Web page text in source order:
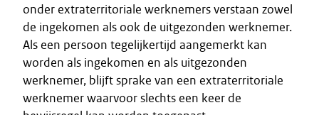
onder extraterritoriale werknemers verstaan zowel
de ingekomen als ook de uitgezonden werknemer.
Als een persoon tegelijkertijd aangemerkt kan
worden als ingekomen en als uitgezonden
werknemer, blijft sprake van een extraterritoriale
werknemer waarvoor slechts een keer de